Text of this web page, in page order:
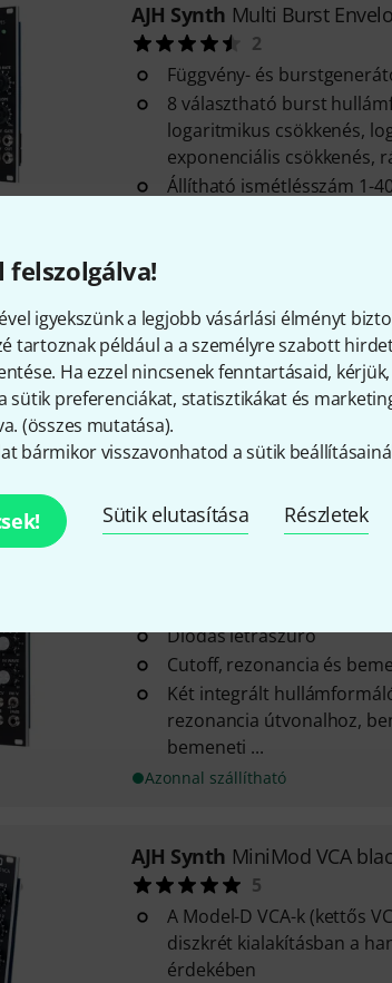
felszolgálva!
igyekszünk a legjobb vásárlási élményt
tartoznak például a a személyre szabott
Ha ezzel nincsenek fenntartásaid,
sütik preferenciákat, statisztikákat és
(összes mutatása).
bármikor visszavonhatod a sütik
Sütik elutasítása Részletek
AJH Synth Multi Burst
2
Függvény- és
8 választható burst
logaritmikus csökkenés,
exponenciális csökkenés,
Állítható ismétlésszám 1-
Analóg 5 csatornás
csatornánként
Állítható master kimenet
bemenettel (lineáris és
kapcsolható)
Kapcsolható overdrive a
Diódás létraszűrő
Cutoff, rezonancia és
Két integrált
rezonancia útvonalhoz,
bemeneti ...
Azonnal szállítható
AJH Synth MiniMod VCA
5
A Model-D VCA-k (kettős
diszkrét kialakításban a
érdekében